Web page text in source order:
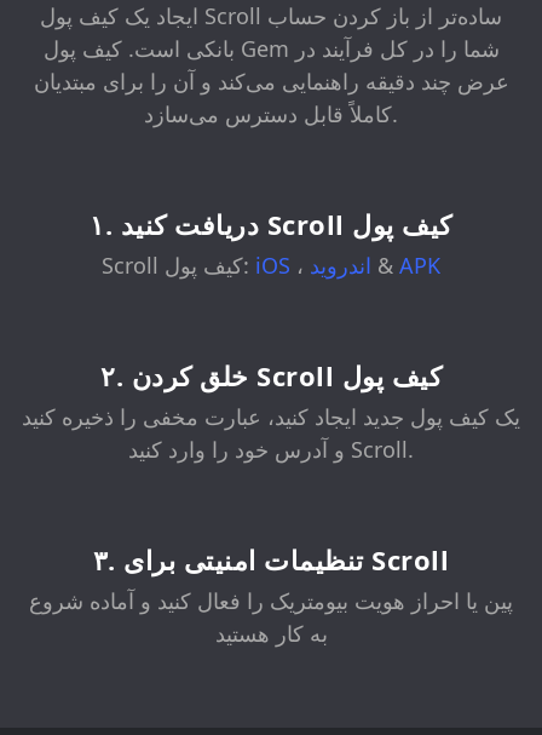
ایجاد یک کیف پول Scroll ساده‌تر از باز کردن حساب
بانکی است. کیف پول Gem شما را در کل فرآیند در
عرض چند دقیقه راهنمایی می‌کند و آن را برای مبتدیان
کاملاً قابل دسترس می‌سازد.
۱. دریافت کنید Scroll کیف پول
Scroll کیف پول: iOS ، & APK
۲. خلق کردن Scroll کیف پول
یک کیف پول جدید ایجاد کنید، عبارت مخفی را ذخیره کنید
و آدرس خود را وارد کنید Scroll.
۳. تنظیمات امنیتی برای Scroll
پین یا احراز هویت بیومتریک را فعال کنید و آماده شروع
به کار هستید